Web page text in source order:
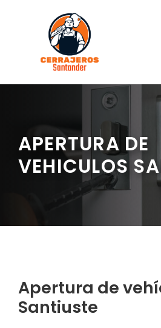
contenido
APERTURA DE
VEHICULOS
Apertura de
Santiuste